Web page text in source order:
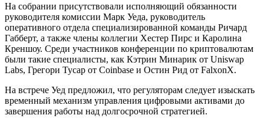
На собрании присутствовали исполняющий обязанности
руководителя комиссии Марк Уеда, руководитель
оперативного отдела специализированной команды Ричард
Габберт, а также члены коллегии Хестер Пирс и Каролина
Креншоу. Среди участников конференции по криптовалютам
были такие специалисты, как Кэтрин Минарик от Uniswap
Labs, Грегори Тусар от Coinbase и Остин Рид от FalxonX.
На встрече Уед предложил, что регуляторам следует изыскать
временный механизм управления цифровыми активами до
завершения работы над долгосрочной стратегией.